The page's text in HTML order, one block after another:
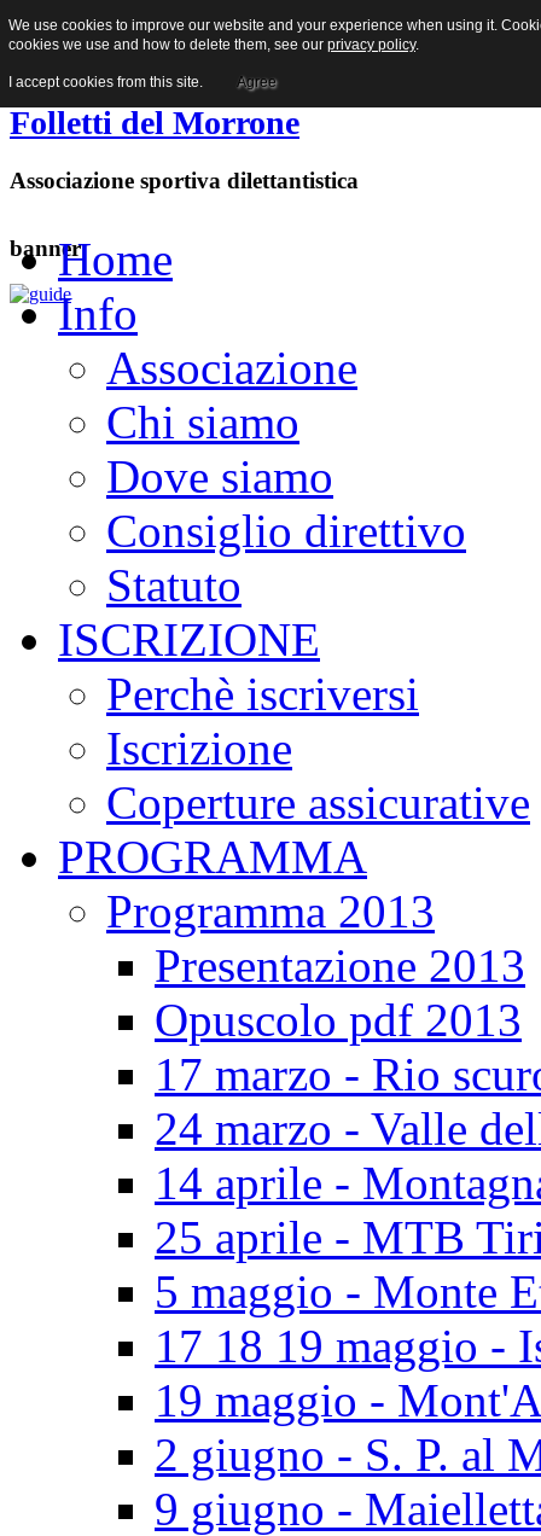
Facebook
Folletti del Morrone
Associazione sportiva dilettantistica
bannerHome
Info
Associazione
Chi siamo
Dove siamo
Consiglio direttivo
Statuto
ISCRIZIONE
Perchè iscriversi
Iscrizione
Coperture assicurative
PROGRAMMA
Programma 2013
Presentazione 2013
Opuscolo pdf 2013
17 marzo - Rio
24 marzo - Valle
14 aprile -
25 aprile - MTB
5 maggio - Monte
17 18 19 maggio -
19 maggio -
2 giugno - S. P. al
9 giugno -
We use cookies to improve our website and your experience when using it.
cookies we use and how to delete them, see our privacy policy.
I accept cookies from this site. Agree